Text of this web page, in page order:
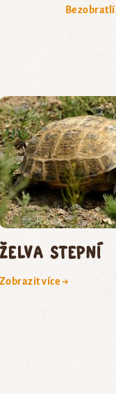
Bezobratlí
želva stepní
Zobrazit více →